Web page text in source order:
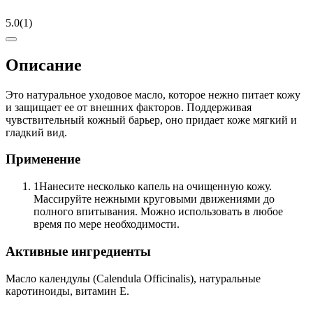
5.0(1)
Описание
Это натуральное уходовое масло, которое нежно питает кожу
и защищает ее от внешних факторов. Поддерживая
чувствительный кожный барьер, оно придает коже мягкий и
гладкий вид.
Применение
1Нанесите несколько капель на очищенную кожу.
Массируйте нежными круговыми движениями до
полного впитывания. Можно использовать в любое
время по мере необходимости.
Активные ингредиенты
Масло календулы (Calendula Officinalis), натуральные
каротиноиды, витамин Е.